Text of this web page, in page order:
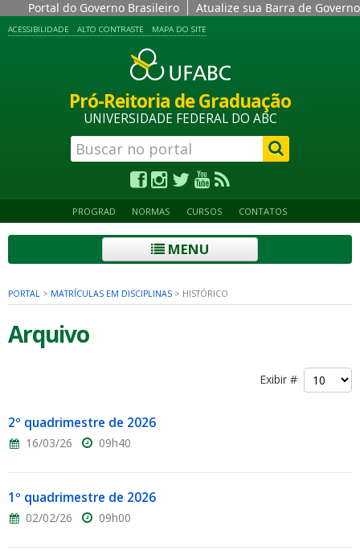
Portal do Governo Brasileiro Atualize sua Barra de Governo
ACESSIBILIDADE ALTO CONTRASTE MAPA DO SITE
Pró-Reitoria de Graduação
UNIVERSIDADE FEDERAL DO ABC
PROGRAD NORMAS CURSOS CONTATOS
MENU
PORTAL > MATRÍCULAS EM DISCIPLINAS > HISTÓRICO
Arquivo
Exibir #
2º quadrimestre de 2026
16/03/26 09h40
1º quadrimestre de 2026
02/02/26 09h00